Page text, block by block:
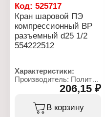
Код: 525717
Кран шаровой ПЭ
компрессионный ВР
разъемный d25 1/2
554222512
Характеристики:
Производитель: Политек
Линейка: ТПК-АКВА
Артикул: 554222512
Тип товара: Кран
Тип: компрессионный
206,15 ₽
В корзину